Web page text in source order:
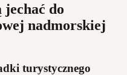
jechać do
nadmorskiej
turystycznego